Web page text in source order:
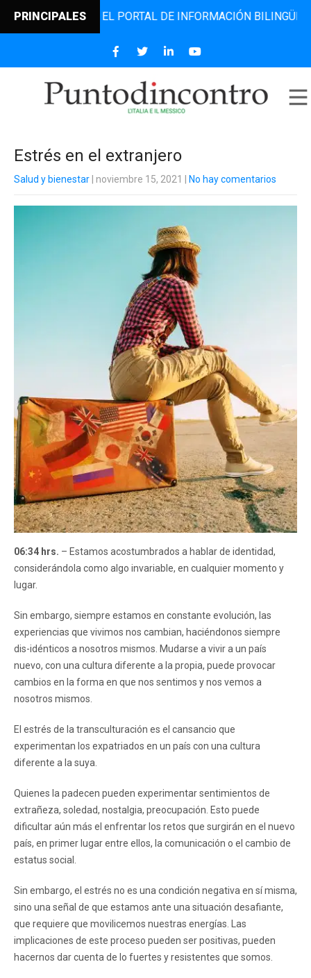
PRINCIPALESEL PORTAL DE INFORMACIÓN BILINGÜE QUE
Estrés en el extranjero
Salud y bienestar | noviembre 15, 2021 No hay comentarios
06:34 hrs. – Estamos acostumbrados a hablar de identidad,
considerándola como algo invariable, en cualquier momento y
lugar.
Sin embargo, siempre estamos en constante evolución, las
experiencias que vivimos nos cambian, haciéndonos siempre
dis-idénticos a nosotros mismos. Mudarse a vivir a un país
nuevo, con una cultura diferente a la propia, puede provocar
cambios en la forma en que nos sentimos y nos vemos a
nosotros mismos.
El estrés de la transculturación es el cansancio que
experimentan los expatriados en un país con una cultura
diferente a la suya.
Quienes la padecen pueden experimentar sentimientos de
extrañeza, soledad, nostalgia, preocupación. Esto puede
dificultar aún más el enfrentar los retos que surgirán en el nuevo
país, en primer lugar entre ellos, la comunicación o el cambio de
estatus social.
Sin embargo, el estrés no es una condición negativa en sí misma,
sino una señal de que estamos ante una situación desafiante,
que requiere que movilicemos nuestras energías. Las
implicaciones de este proceso pueden ser positivas, pueden
hacernos dar cuenta de lo fuertes y resistentes que somos.